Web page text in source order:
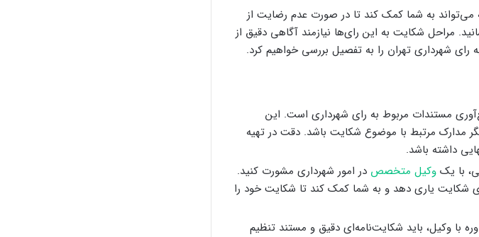
می‌تواند به شما کمک کند تا در صورت عدم رضایت از
مراحل شکایت به این رای‌ها نیازمند آگاهی دقیق از
شهرداری تهران را به تفصیل بررسی خواهیم کرد.
مستندات مربوط به رای شهرداری است. این
مدارک مرتبط با موضوع شکایت باشد. دقت در تهیه
داشته باشد.
با یک وکیل متخصص در امور شهرداری مشورت کنید.
شکایت یاری دهد و به شما کمک کند تا شکایت خود را
با وکیل، باید شکایت‌نامه‌ای دقیق و مستند تنظیم